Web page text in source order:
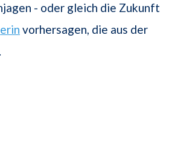
- oder gleich die Zukunft
vorhersagen, die aus der